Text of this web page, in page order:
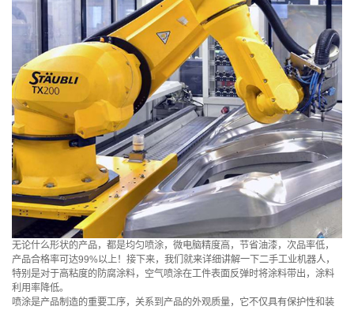
无论什么形状的产品，都是均匀喷涂，微电脑精度高，节省油漆，次品率低，
产品合格率可达99%以上！接下来，我们就来详细讲解一下二手工业机器人，
特别是对于高粘度的防腐涂料，空气喷涂在工件表面反弹时将涂料带出，涂料
利用率降低。
喷涂是产品制造的重要工序，关系到产品的外观质量，它不仅具有保护性和装